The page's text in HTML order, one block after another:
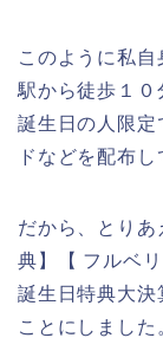
このように私
駅から徒歩１０
誕生日の人限定
ドなどを配布し
だから、とり
典】【 フルベ
誕生日特典大決
ことにしました